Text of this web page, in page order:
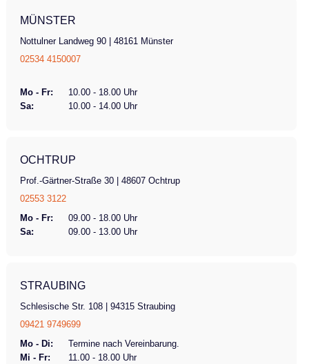
MÜNSTER
Nottulner Landweg 90 | 48161 Münster
02534 4150007
Mo - Fr:
10.00 - 18.00 Uhr
Sa:
10.00 - 14.00 Uhr
OCHTRUP
Prof.-Gärtner-Straße 30 | 48607 Ochtrup
02553 3122
Mo - Fr:
09.00 - 18.00 Uhr
Sa:
09.00 - 13.00 Uhr
STRAUBING
Schlesische Str. 108 | 94315 Straubing
09421 9749699
Mo - Di:
Termine nach Vereinbarung.
Mi - Fr:
11.00 - 18.00 Uhr